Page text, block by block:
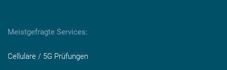
Meistgefragte Services:
Cellulare / 5G Prüfungen